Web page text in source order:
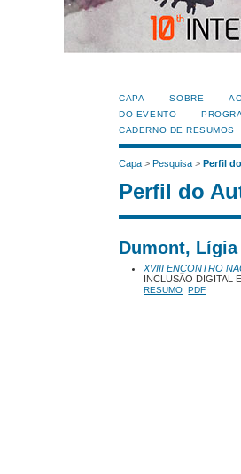
CAPA SOBRE
DO EVENTO
CADERNO DE RESUMOS
Capa >Pesquisa >Perfil
Perfil do
Dumont,
XVIII ENCONTRO
INCLUSÃO DIGITAL
RESUMO PDF